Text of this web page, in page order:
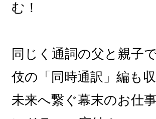
む！
同じく通詞の父と親子
伎の「同時通訳」編も収
未来へ繋ぐ幕末のお仕